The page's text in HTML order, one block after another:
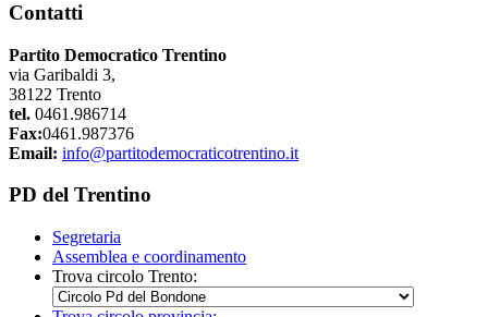
Contatti
Partito Democratico Trentino
via Garibaldi 3,
38122 Trento
tel. 0461.986714
Fax:0461.987376
Email: info@partitodemocraticotrentino.it
PD del Trentino
Segretaria
Assemblea e coordinamento
Trova circolo Trento: